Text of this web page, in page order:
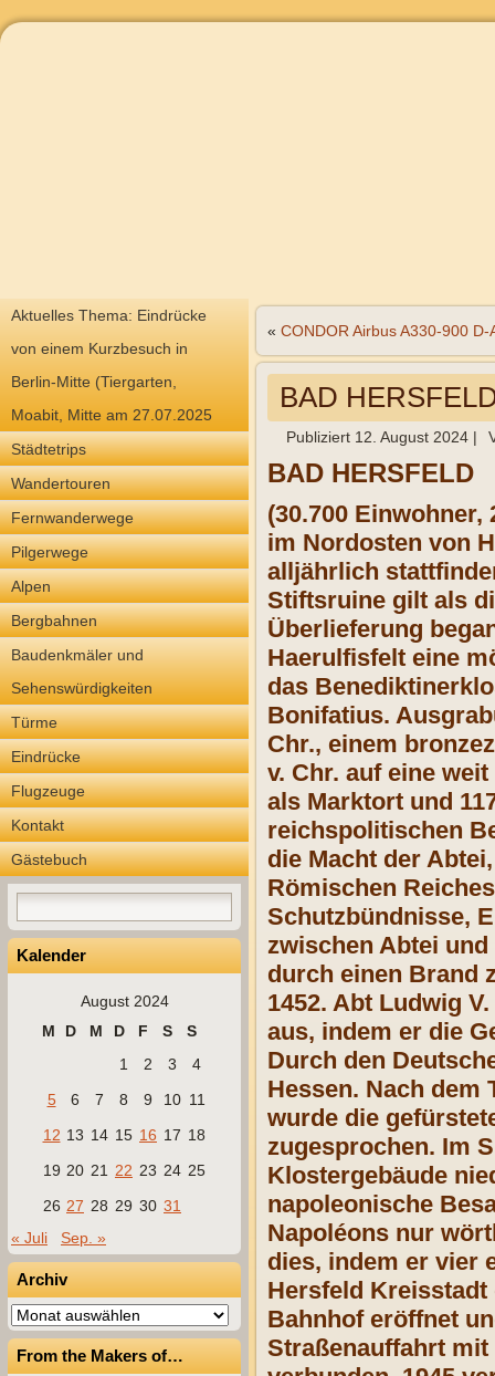
Aktuelles Thema: Eindrücke
von einem Kurzbesuch in
Berlin-Mitte (Tiergarten,
Moabit, Mitte am 27.07.2025
Städtetrips
Wandertouren
Fernwanderwege
Pilgerwege
Alpen
Bergbahnen
Baudenkmäler und
Sehenswürdigkeiten
Türme
Eindrücke
Flugzeuge
Kontakt
Gästebuch
Kalender
August 2024
M
D M D F S
S
1
2 3
4
5
6 7 8 9 10 11
12 13 14 15 16 17 18
19 20 21 22 23 24 25
26 27 28 29 30 31
« Juli
Sep. »
Archiv
Archiv
From the Makers of…
« CONDOR Airbus A330-900 D-
BAD
Publiziert 12. August 2024 |
BAD HERSFELD
(30.700
im Nordosten von
alljährlich
Stiftsruine gilt als
Überlieferung
Haerulfisfelt eine
das
Bonifatius.
Chr., einem
v. Chr. auf eine
als Marktort und
reichspolitischen
die Macht der
Römischen
Schutzbündnisse,
zwischen Abtei
durch einen Brand
1452. Abt Ludwig
aus, indem er die
Durch den
Hessen. Nach dem
wurde die
zugesprochen. Im
Klostergebäude
napoleonische
Napoléons nur
dies, indem er vier
Hersfeld Kreisstadt
Bahnhof eröffnet
Straßenauffahrt mit